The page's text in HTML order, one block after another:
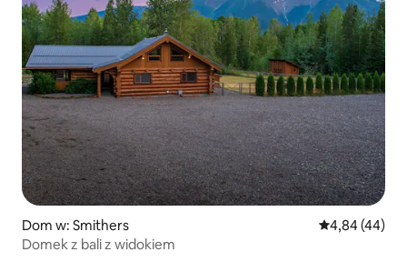
Dom w: Smithers Średnia
4,84 (44)
Domek z bali z widokiem